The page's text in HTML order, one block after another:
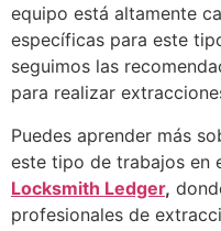
equipo está altamente
específicas para este
seguimos las
para realizar
Puedes aprender más
este tipo de trabajos en
Locksmith Ledger,
profesionales de